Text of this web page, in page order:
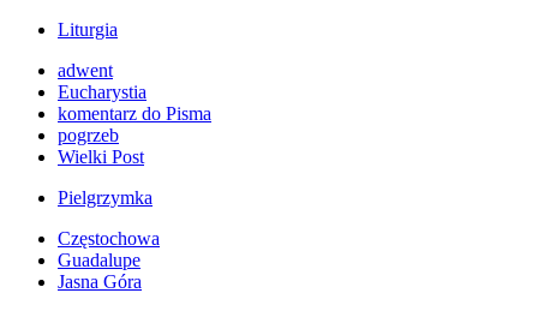
Liturgia
adwent
Eucharystia
komentarz do Pisma
pogrzeb
Wielki Post
Pielgrzymka
Częstochowa
Guadalupe
Jasna Góra